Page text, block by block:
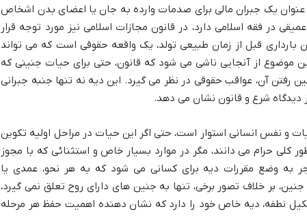
عنوان یک جبران مالی برای صدمات وارده به جان یا اعضای بدن اشخاص
در فقه اسلامی دارد، در قانون مجازات اسلامی نیز مورد توجه قرار
قبل از زمان طبیعی تولد، یک واقعه حقوقی است که می تواند
موضوع از آنجایی ناشی می شود که قانون، حتی برای حیات جنینی که
رفتن آن، عواقب حقوقی در نظر می گیرد. این دیه نه تنها جنبه جبرانی
دیدگاه شرع و قانون نشان می دهد.
و نفس انسانی استوار است، حتی اگر این حیات در مراحل اولیه تکوین
کلی حرام می دانند، مگر در موارد بسیار خاص و استثنائی که با مجوز
به وضع مقررات دیه برای کسانی می شود که به هر نحو، عمدی یا
بر خلاف تصور برخی، تنها به جنین های دارای روح تعلق نمی گیرد،
نطفه، دیه خاص خود را دارد که نشان دهنده اهمیت حفظ هر مرحله